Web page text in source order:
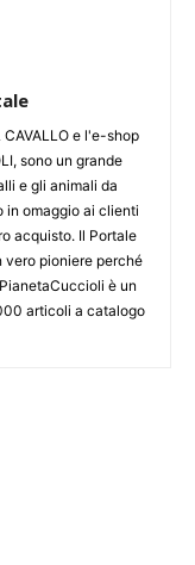
CAVALLO e l'e-shop
sono un grande
e gli animali da
in omaggio ai clienti
acquisto. Il Portale
vero pioniere perché
è un
articoli a catalogo